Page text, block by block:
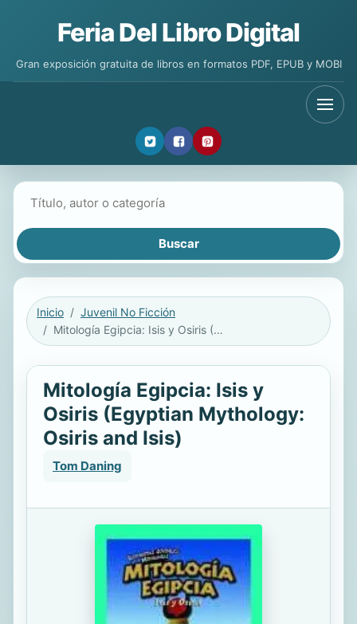
Feria Del Libro Digital
Gran exposición gratuita de libros en formatos PDF, EPUB y MOBI
Inicio
Juvenil No Ficción
Mitología Egipcia: Isis y Osiris (Egyptian Mythology: Osiris and Isis)
Mitología Egipcia: Isis y
Osiris (Egyptian Mythology:
Osiris and Isis)
Tom Daning